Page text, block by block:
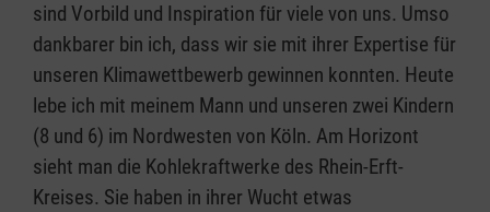
sind Vorbild und Inspiration für viele von uns. Umso
dankbarer bin ich, dass wir sie mit ihrer Expertise für
unseren Klimawettbewerb gewinnen konnten. Heute
lebe ich mit meinem Mann und unseren zwei Kindern
(8 und 6) im Nordwesten von Köln. Am Horizont
sieht man die Kohlekraftwerke des Rhein-Erft-
Kreises. Sie haben in ihrer Wucht etwas